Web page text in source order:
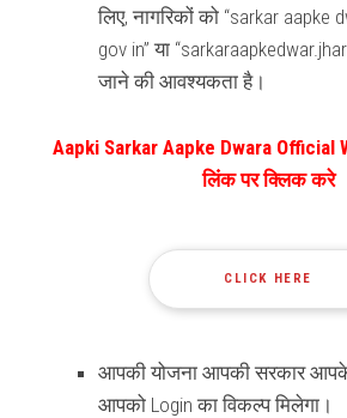
लिए, नागरिकों को “sarkar aapke
gov in” या
जाने की आवश्यकता है।
Aapki Sarkar Aapke Dwara Official
लिंक पर क्लिक करे
CLICK HERE
आपकी योजना आपकी सरकार आपके
आपको Login का विकल्प मिलेगा।